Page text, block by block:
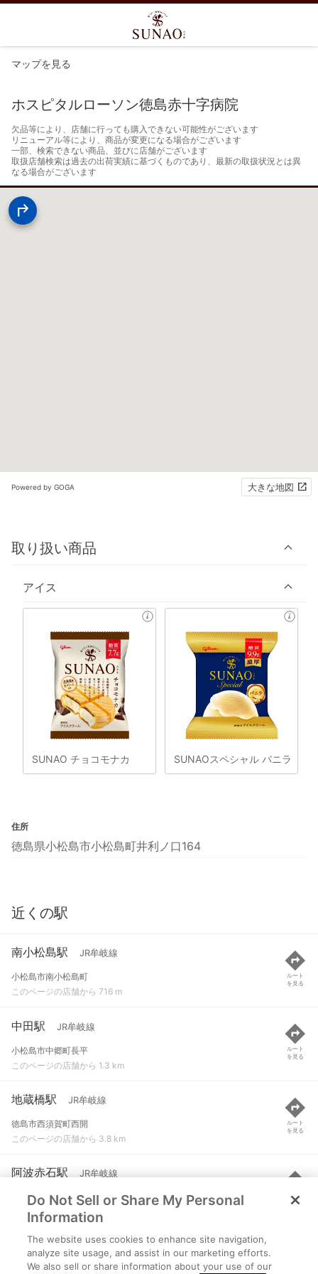
マップを見る
ホスピタルローソン徳島赤十字病院
欠品等により、店舗に行っても購入できない可能性がございます
リニューアル等により、商品が変更になる場合がございます
一部、検索できない商品、並びに店舗がございます
取扱店舗検索は過去の出荷実績に基づくものであり、最新の取扱状況とは異
なる場合がございます
Powered by GOGA 大きな地図
取り扱い商品
アイス
SUNAO チョコモナカ SUNAOスペシャル バニラ
住所
徳島県小松島市小松島町井利ノ口164
近くの駅
南小松島駅 JR牟岐線
小松島市南小松島町
このページの店舗から 716 m
ルート
を見る
中田駅 JR牟岐線
小松島市中郷町長平
このページの店舗から 1.3 km
ルート
を見る
地蔵橋駅 JR牟岐線
徳島市西須賀町西開
このページの店舗から 3.8 km
ルート
を見る
阿波赤石駅 JR牟岐線
小松島市赤石町
このページの店舗から 3.9 km
ルート
を見る
立江駅 JR牟岐線
小松島市立江町字株木
Do Not Sell or Share My Personal
Information
The website uses cookies to enhance site navigation,
analyze site usage, and assist in our marketing efforts.
We also sell or share information about your use of our